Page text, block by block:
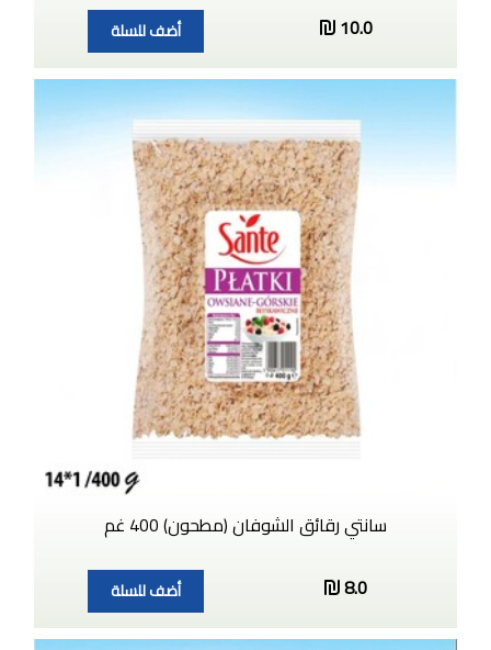
10.0
أضف للسلة
سانتي رقائق الشوفان (مطحون) 400 غم
8.0
أضف للسلة